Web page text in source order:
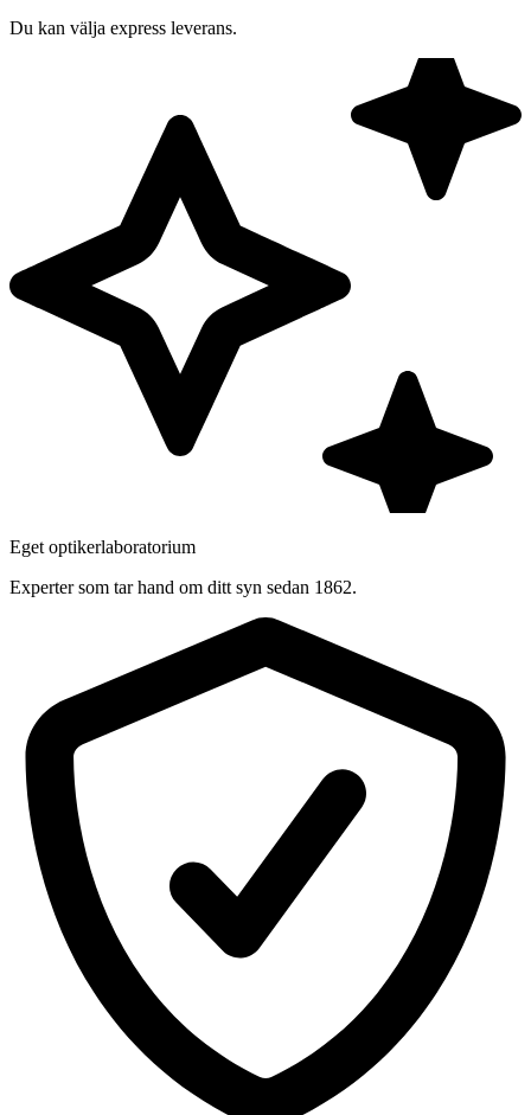
Du kan välja express leverans.
Eget optikerlaboratorium
Experter som tar hand om ditt syn sedan 1862.